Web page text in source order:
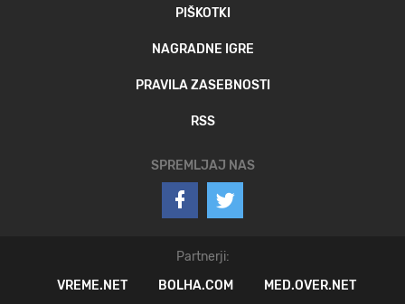
PIŠKOTKI
NAGRADNE IGRE
PRAVILA ZASEBNOSTI
RSS
SPREMLJAJ NAS
Partnerji:
VREME.NET
BOLHA.COM MED.OVER.NET